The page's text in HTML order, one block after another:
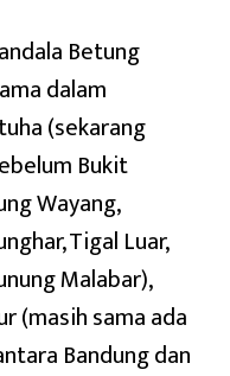
Betung
dalam
(sekarang
Bukit
Wayang,
Tigal Luar,
Malabar),
(masih sama ada
Bandung dan